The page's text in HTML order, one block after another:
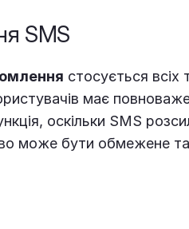
SMS
стосується всіх
має
оскільки SMS
може бути обмежене